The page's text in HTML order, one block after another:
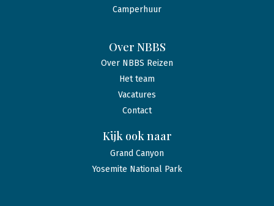
Camperhuur
Over NBBS
Over NBBS Reizen
Het team
Vacatures
Contact
Kijk ook naar
Grand Canyon
Yosemite National Park